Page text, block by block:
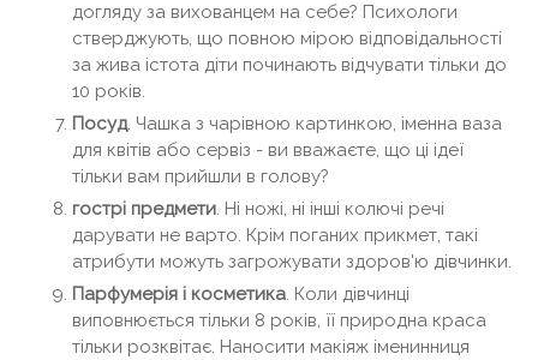
догляду за вихованцем на себе? Психологи
стверджують, що повною мірою відповідальності
за жива істота діти починають відчувати тільки до
10 років.
Посуд. Чашка з чарівною картинкою, іменна ваза
для квітів або сервіз - ви вважаєте, що ці ідеї
тільки вам прийшли в голову?
гострі предмети. Ні ножі, ні інші колючі речі
дарувати не варто. Крім поганих прикмет, такі
атрибути можуть загрожувати здоров'ю дівчинки.
Парфумерія і косметика. Коли дівчинці
виповнюється тільки 8 років, її природна краса
тільки розквітає. Наносити макіяж іменинниця